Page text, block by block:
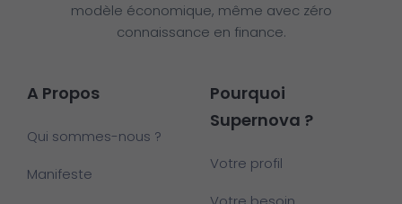
modèle économique, même avec zéro
connaissance en finance.
A Propos
Qui sommes-nous ?
Manifeste
Pourquoi
Supernova ?
Votre profil